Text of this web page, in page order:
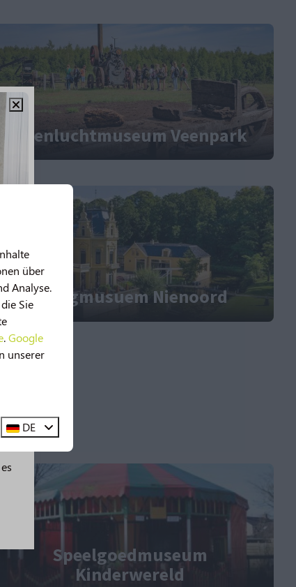
Openluchtmuseum Veenpark
& Rijtuigmusuem Nienoord
Speelgoedmuseum
Kinderwereld
über
Analyse.
Sie
.Google
unserer
DE